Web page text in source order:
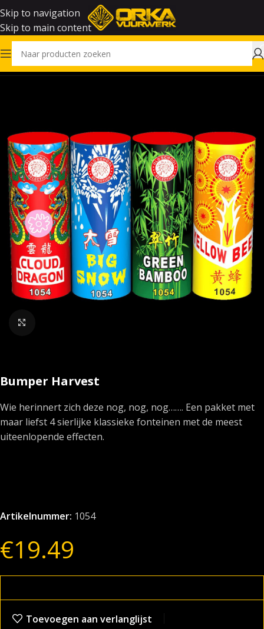
Skip to navigation
Skip to main content
Home Vuurwerk
Bumper Harvest
Wie herinnert zich deze nog, nog, nog……. Een pakket met
maar liefst 4 sierlijke klassieke fonteinen met de meest
uiteenlopende effecten.
Artikelnummer: 1054
€19.49
Toevoegen aan verlanglijst